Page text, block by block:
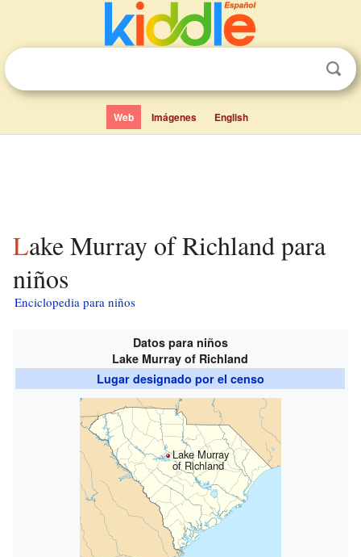
Web Imágenes English
Lake Murray of Richland para
niños
Enciclopedia para niños
Datos para niños
Lake Murray of Richland
Lugar designado por el censo
Lake Murray
of Richland